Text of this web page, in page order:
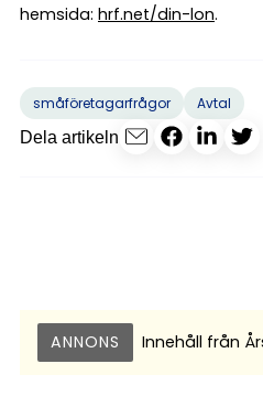
hemsida: hrf.net/din-lon.
småföretagarfrågor
Avtal
Dela artikeln
ANNONS Innehåll från